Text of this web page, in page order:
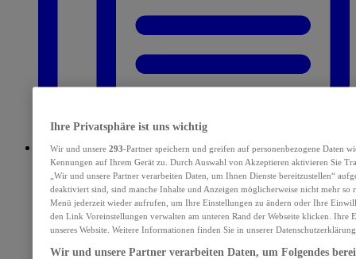
E-Paper
Ihre Privatsphäre ist uns wichtig
Wir und unsere 293-Partner speichern und greifen auf personenbezogene Daten
Kennungen auf Ihrem Gerät zu. Durch Auswahl von Akzeptieren aktivieren Sie
„Wir und unsere Partner verarbeiten Daten, um Ihnen Dienste bereitzustellen“
deaktiviert sind, sind manche Inhalte und Anzeigen möglicherweise nicht mehr so
Menü jederzeit wieder aufrufen, um Ihre Einstellungen zu ändern oder Ihre
den Link Voreinstellungen verwalten am unteren Rand der Webseite klicken. Ihre
unseres Website. Weitere Informationen finden Sie in unserer
Wir und unsere Partner verarbeiten Daten, um Folgendes